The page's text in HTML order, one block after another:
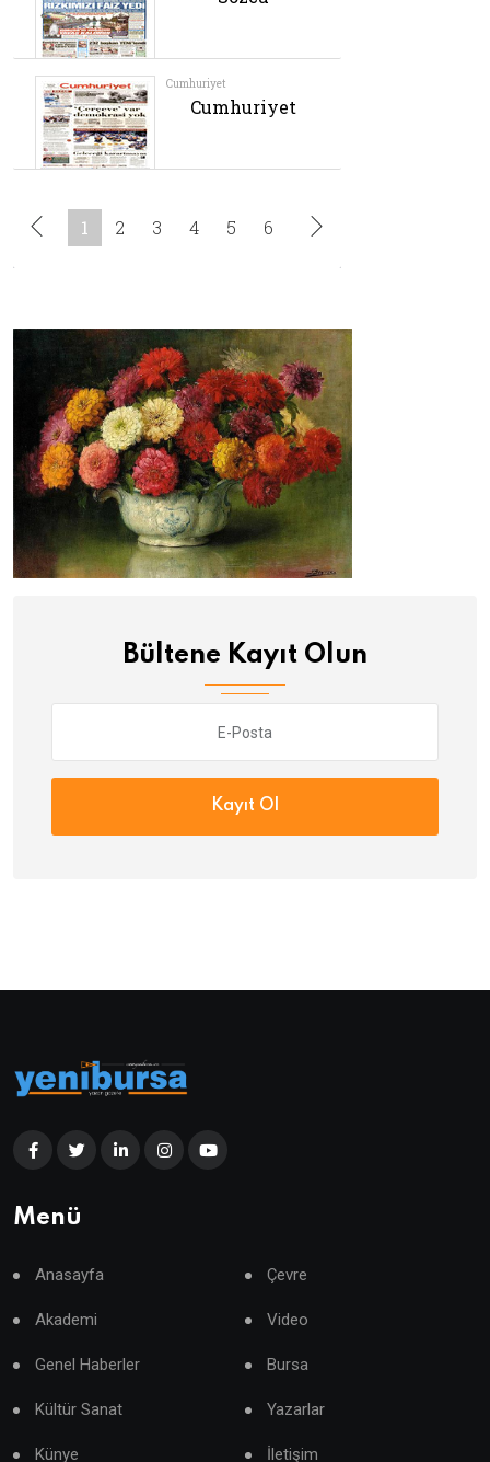
Bültene Kayıt Olun
Kayıt Ol
Menü
Anasayfa Çevre
Akademi Video
Genel Haberler Bursa
Kültür Sanat Yazarlar
Künye İletişim